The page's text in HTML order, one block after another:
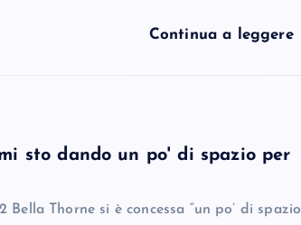
Continua a leggere
sto dando un po' di spazio per
Bella Thorne si è concessa “un po’ di spazio